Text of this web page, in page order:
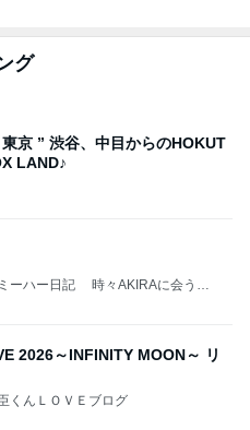
グ
からのHOKUT
LAND♪
ーハー日記 時々AKIRAに会うた
2026～INFINITY MOON～ リ
くんＬＯＶＥブログ